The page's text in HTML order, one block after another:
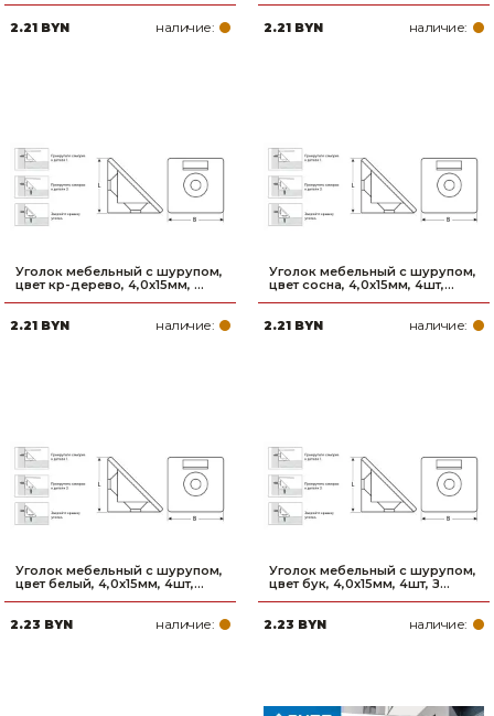
2.21 BYN наличие: 2.21 BYN наличие:
Уголок мебельный с шурупом,
цвет кр-дерево, 4,0x15мм, ...
2.21 BYN наличие:
Уголок мебельный с шурупом,
цвет сосна, 4,0x15мм, 4шт,...
2.21 BYN наличие:
Уголок мебельный с шурупом,
цвет белый, 4,0x15мм, 4шт,...
2.23 BYN наличие:
Уголок мебельный с шурупом,
цвет бук, 4,0x15мм, 4шт, З...
2.23 BYN наличие: